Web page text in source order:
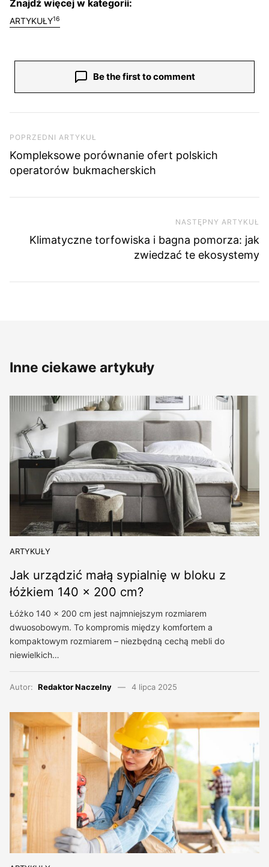
Znajdź więcej w kategorii:
ARTYKUŁY16
Be the first to comment
Poprzedni artykuł
POPRZEDNI ARTYKUŁ
Kompleksowe porównanie ofert polskich
operatorów bukmacherskich
NASTĘPNY ARTYKUŁ
Klimatyczne torfowiska i bagna pomorza: jak
zwiedzać te ekosystemy
Inne ciekawe artykuły
ARTYKUŁY
Jak urządzić małą sypialnię w bloku z
łóżkiem 140 × 200 cm?
Łóżko 140 × 200 cm jest najmniejszym rozmiarem
dwuosobowym. To kompromis między komfortem a
kompaktowym rozmiarem – niezbędną cechą mebli do
niewielkich…
Autor: Redaktor Naczelny 4 lipca 2025